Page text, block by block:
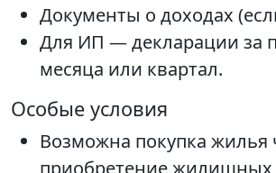
Документы о доходах
Для ИП — декларации за
месяца или квартал.
Особые условия
Возможна покупка жилья